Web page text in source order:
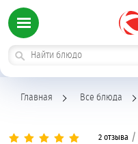
Главная Все блюда
2 отзыва /